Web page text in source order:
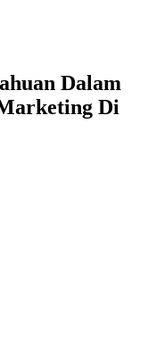
Dalam
Di